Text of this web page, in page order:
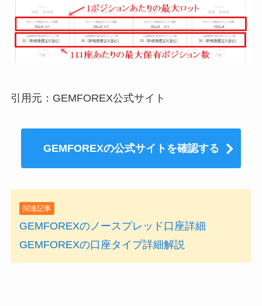
引用元：GEMFOREX公式サイト
GEMFOREXの公式サイトを確認する
関連記事
GEMFOREXのノースプレッド口座詳細
GEMFOREXの口座タイプ詳細解説